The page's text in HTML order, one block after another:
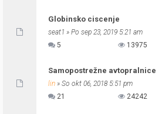
Globinsko ciscenje
seat1 » Po sep 23, 2019 5:21 am
5
13975
Samopostrežne avtopralnice
lin » So okt 06, 2018 5:51 pm
21
24242